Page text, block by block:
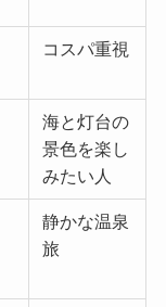
コスパ重視
海と灯台の
景色を楽し
みたい人
静かな温泉
旅